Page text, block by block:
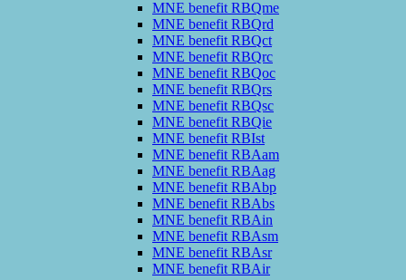
MNE benefit RBQme
MNE benefit RBQrd
MNE benefit RBQct
MNE benefit RBQrc
MNE benefit RBQoc
MNE benefit RBQrs
MNE benefit RBQsc
MNE benefit RBQie
MNE benefit RBIst
MNE benefit RBAam
MNE benefit RBAag
MNE benefit RBAbp
MNE benefit RBAbs
MNE benefit RBAin
MNE benefit RBAsm
MNE benefit RBAsr
MNE benefit RBAir